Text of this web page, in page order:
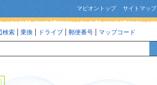
マピオントップ サイトマップ
検索 乗換 ドライブ 郵便番号 マップコード